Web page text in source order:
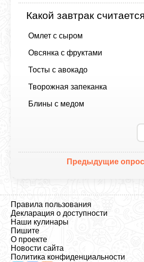
Какой завтрак
Омлет с сыром
Овсянка с фруктами
Тосты с авокадо
Творожная запеканка
Блины с медом
Предыдущие
Правила пользования
Декларация о доступности
Наши кулинары
Пишите
О проекте
Новости сайта
Политика конфиденциальности